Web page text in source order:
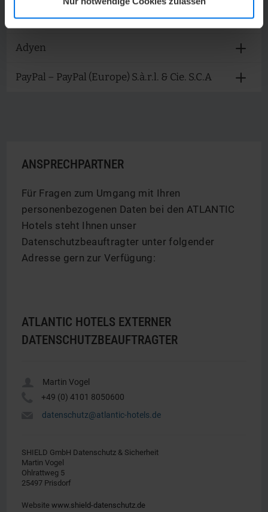
Kreditkarte – NEXI Germany GmbH
Adyen
PayPal – PayPal (Europe) S.à.r.l. & Cie. S.C.A
ANSPRECHPARTNER
Für Fragen zum Umgang mit Ihren
personenbezogenen Daten bei den ATLANTIC
Hotels steht Ihnen unser
Datenschutzbeauftragter unter folgender
Adresse gern zur Verfügung:
ATLANTIC HOTELS EXTERNER
DATENSCHUTZBEAUFTRAGTER
Martin Vogel
+49 (0) 4101 8050600
datenschutz@atlantic-hotels.de
SHIELD GmbH Datenschutz & Sicherheit
Martin Vogel
Ohlrattweg 5
25497 Prisdorf
Website www.shield-datenschutz.de